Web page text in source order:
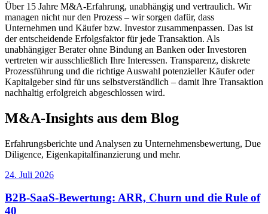
Über 15 Jahre M&A-Erfahrung, unabhängig und vertraulich. Wir
managen nicht nur den Prozess – wir sorgen dafür, dass
Unternehmen und Käufer bzw. Investor zusammenpassen. Das ist
der entscheidende Erfolgsfaktor für jede Transaktion. Als
unabhängiger Berater ohne Bindung an Banken oder Investoren
vertreten wir ausschließlich Ihre Interessen. Transparenz, diskrete
Prozessführung und die richtige Auswahl potenzieller Käufer oder
Kapitalgeber sind für uns selbstverständlich – damit Ihre Transaktion
nachhaltig erfolgreich abgeschlossen wird.
M&A-Insights aus dem Blog
Erfahrungsberichte und Analysen zu Unternehmensbewertung, Due
Diligence, Eigenkapitalfinanzierung und mehr.
24. Juli 2026
B2B-SaaS-Bewertung: ARR, Churn und die Rule of
40